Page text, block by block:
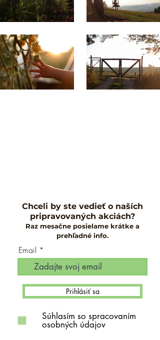
Chceli by ste vedieť o naších
pripravovaných akciách?
Raz mesačne posielame krátke a
prehľadné info.
Email
Prihlásiť sa
Súhlasím so spracovaním
osobných údajov